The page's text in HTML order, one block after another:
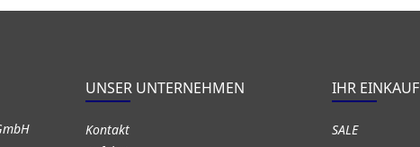
UNSER UNTERNEHMEN
Kontakt
IHR EINKAUF
SALE